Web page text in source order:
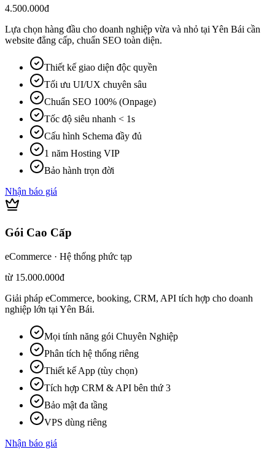
4.500.000đ
Lựa chọn hàng đầu cho doanh nghiệp vừa và nhỏ tại Yên Bái cần
website đẳng cấp, chuẩn SEO toàn diện.
Thiết kế giao diện độc quyền
Tối ưu UI/UX chuyên sâu
Chuẩn SEO 100% (Onpage)
Tốc độ siêu nhanh < 1s
Cấu hình Schema đầy đủ
1 năm Hosting VIP
Bảo hành trọn đời
Nhận báo giá
Gói Cao Cấp
eCommerce · Hệ thống phức tạp
từ 15.000.000đ
Giải pháp eCommerce, booking, CRM, API tích hợp cho doanh
nghiệp lớn tại Yên Bái.
Mọi tính năng gói Chuyên Nghiệp
Phân tích hệ thống riêng
Thiết kế App (tùy chọn)
Tích hợp CRM & API bên thứ 3
Bảo mật đa tầng
VPS dùng riêng
Nhận báo giá